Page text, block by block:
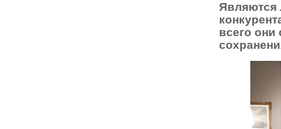
Являются
всего